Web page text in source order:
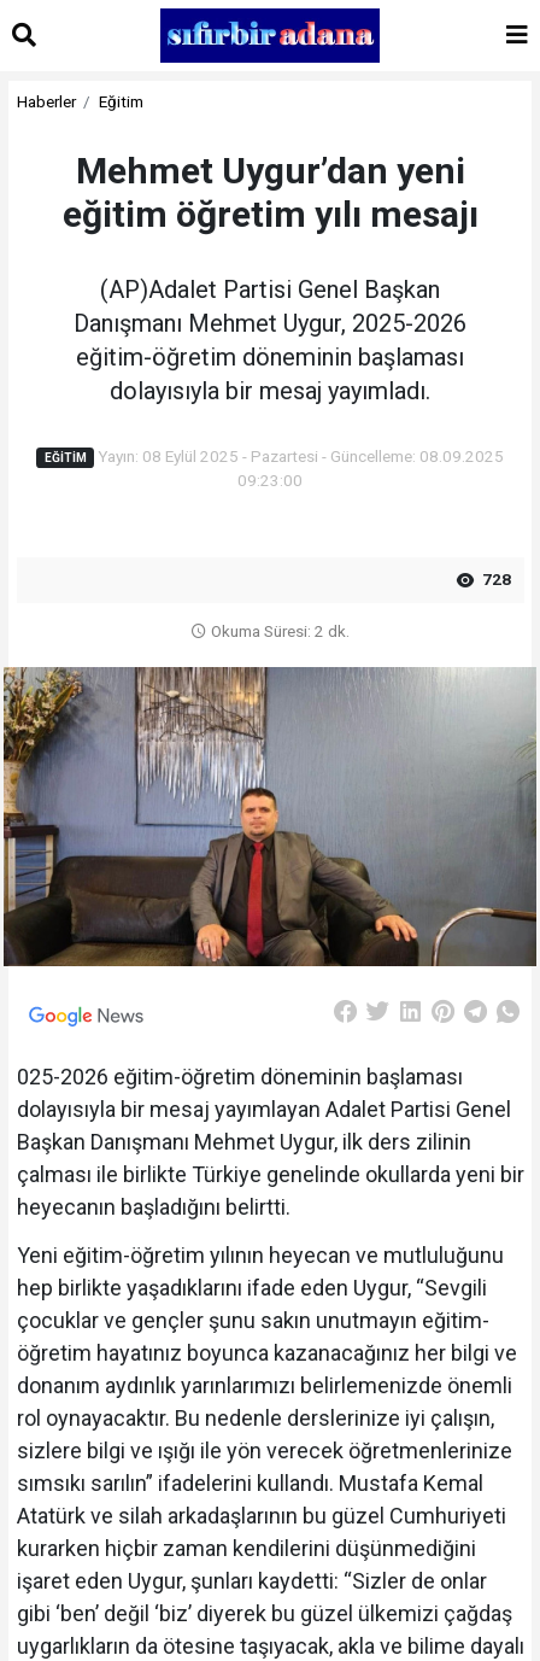
Haberler Eğitim
Mehmet Uygur’dan yeni
eğitim öğretim yılı mesajı
(AP)Adalet Partisi Genel Başkan
Danışmanı Mehmet Uygur, 2025-2026
eğitim-öğretim döneminin başlaması
dolayısıyla bir mesaj yayımladı.
EĞITIM
Yayın: 08 Eylül 2025 - Pazartesi - Güncelleme: 08.09.2025
09:23:00
728
Okuma Süresi: 2 dk.
025-2026 eğitim-öğretim döneminin başlaması
dolayısıyla bir mesaj yayımlayan Adalet Partisi Genel
Başkan Danışmanı Mehmet Uygur, ilk ders zilinin
çalması ile birlikte Türkiye genelinde okullarda yeni bir
heyecanın başladığını belirtti.
Yeni eğitim-öğretim yılının heyecan ve mutluluğunu
hep birlikte yaşadıklarını ifade eden Uygur, “Sevgili
çocuklar ve gençler şunu sakın unutmayın eğitim-
öğretim hayatınız boyunca kazanacağınız her bilgi ve
donanım aydınlık yarınlarımızı belirlemenizde önemli
rol oynayacaktır. Bu nedenle derslerinize iyi çalışın,
sizlere bilgi ve ışığı ile yön verecek öğretmenlerinize
sımsıkı sarılın” ifadelerini kullandı. Mustafa Kemal
Atatürk ve silah arkadaşlarının bu güzel Cumhuriyeti
kurarken hiçbir zaman kendilerini düşünmediğini
işaret eden Uygur, şunları kaydetti: “Sizler de onlar
gibi ‘ben’ değil ‘biz’ diyerek bu güzel ülkemizi çağdaş
uygarlıkların da ötesine taşıyacak, akla ve bilime dayalı